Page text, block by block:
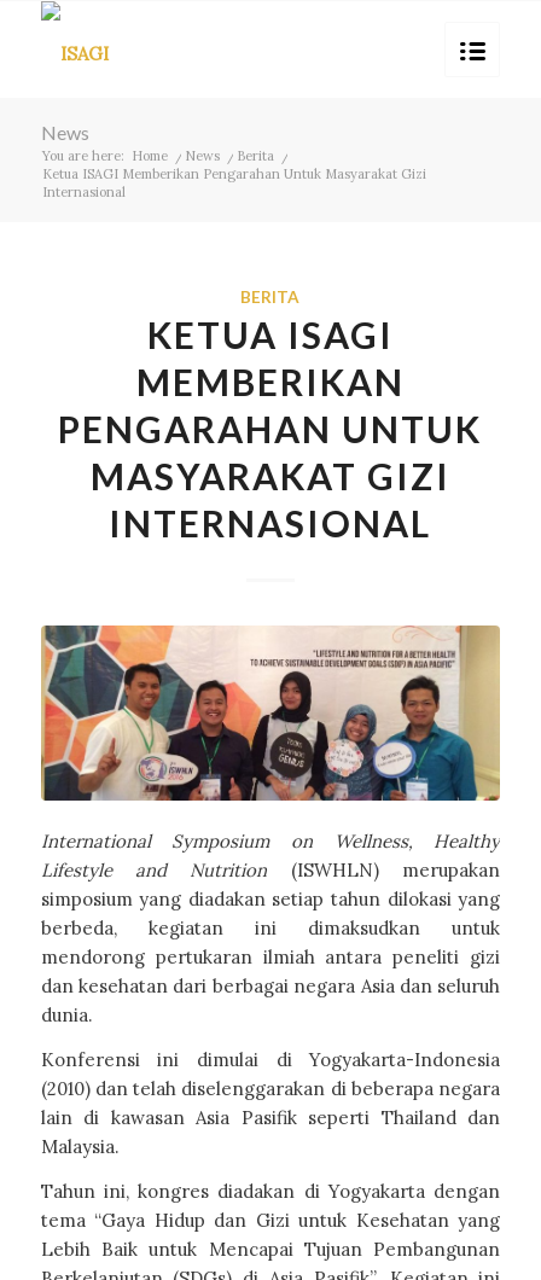
News
You are here: Home / News / Berita
/
Ketua ISAGI Memberikan Pengarahan Untuk Masyarakat Gizi
Internasional
BERITA
KETUA ISAGI
MEMBERIKAN
PENGARAHAN UNTUK
MASYARAKAT GIZI
INTERNASIONAL
International Symposium on Wellness, Healthy
Lifestyle and Nutrition (ISWHLN) merupakan
simposium yang diadakan setiap tahun dilokasi yang
berbeda, kegiatan ini dimaksudkan untuk
mendorong pertukaran ilmiah antara peneliti gizi
dan kesehatan dari berbagai negara Asia dan seluruh
dunia.
Konferensi ini dimulai di Yogyakarta-Indonesia
(2010) dan telah diselenggarakan di beberapa negara
lain di kawasan Asia Pasifik seperti Thailand dan
Malaysia.
Tahun ini, kongres diadakan di Yogyakarta dengan
tema “Gaya Hidup dan Gizi untuk Kesehatan yang
Lebih Baik untuk Mencapai Tujuan Pembangunan